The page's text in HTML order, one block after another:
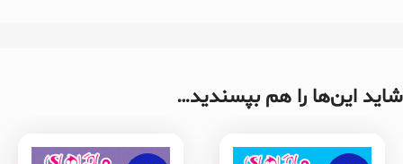
شاید این‌ها را هم بپسندید…